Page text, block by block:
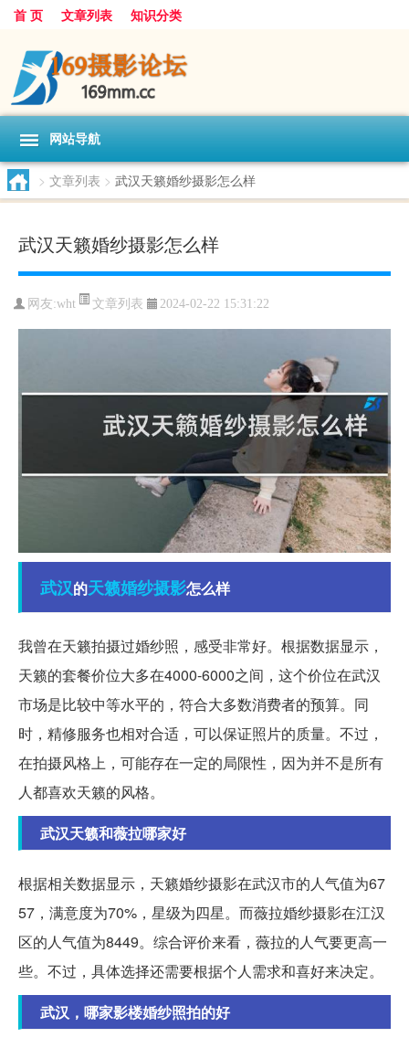
首 页 文章列表 知识分类
网站导航
> 文章列表 > 武汉天籁婚纱摄影怎么样
武汉天籁婚纱摄影怎么样
网友:wht 文章列表 2024-02-22 15:31:22
武汉的天籁婚纱摄影怎么样
我曾在天籁拍摄过婚纱照，感受非常好。根据数据显示，
天籁的套餐价位大多在4000-6000之间，这个价位在武汉
市场是比较中等水平的，符合大多数消费者的预算。同
时，精修服务也相对合适，可以保证照片的质量。不过，
在拍摄风格上，可能存在一定的局限性，因为并不是所有
人都喜欢天籁的风格。
武汉天籁和薇拉哪家好
根据相关数据显示，天籁婚纱摄影在武汉市的人气值为67
57，满意度为70%，星级为四星。而薇拉婚纱摄影在江汉
区的人气值为8449。综合评价来看，薇拉的人气要更高一
些。不过，具体选择还需要根据个人需求和喜好来决定。
武汉，哪家影楼婚纱照拍的好